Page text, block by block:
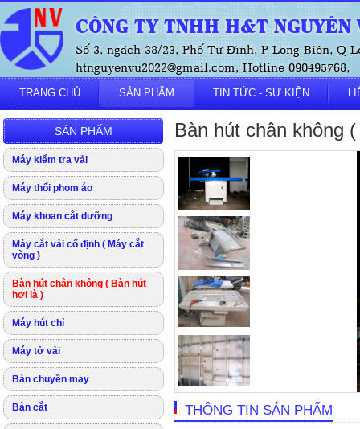
CÔNG TY TNHH H&T NGUYÊN
Số 3, ngách 38/23, Phố Tư Đình, P Long Biên, Q
htnguyenvu2022@gmail.com, Hotline 090495768,
TRANG CHỦ SẢN PHẨM TIN TỨC - SỰ KIỆN
SẢN PHẨM
Máy kiểm tra vải
Máy thổi phom áo
Máy khoan cắt dưỡng
Máy cắt vải cố định ( Máy cắt
vòng )
Bàn hút chân không ( Bàn hút
hơi là )
Máy hút chỉ
Máy tở vải
Bàn chuyền may
Bàn cắt
Bàn hút chân không
THÔNG TIN SẢN PHẨM